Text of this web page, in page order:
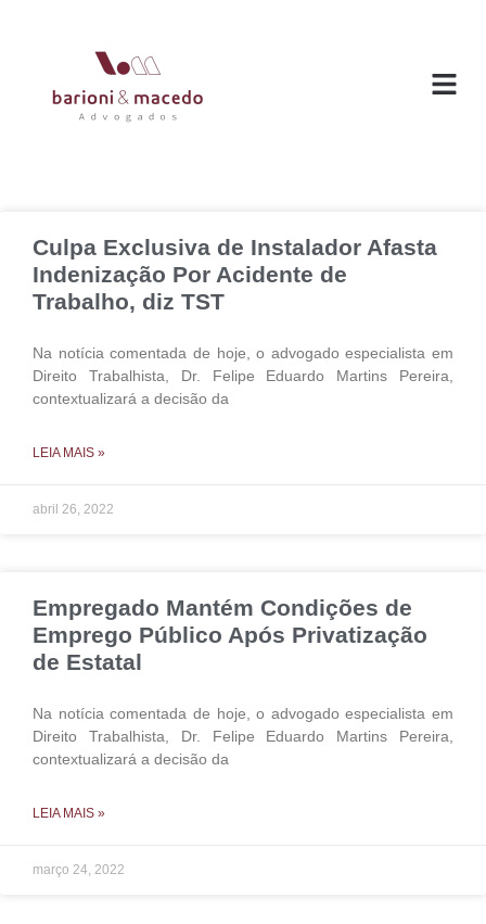
Culpa Exclusiva de Instalador Afasta
Indenização Por Acidente de
Trabalho, diz TST
Na notícia comentada de hoje, o advogado especialista em
Direito Trabalhista, Dr. Felipe Eduardo Martins Pereira,
contextualizará a decisão da
LEIA MAIS »
abril 26, 2022
Empregado Mantém Condições de
Emprego Público Após Privatização
de Estatal
Na notícia comentada de hoje, o advogado especialista em
Direito Trabalhista, Dr. Felipe Eduardo Martins Pereira,
contextualizará a decisão da
LEIA MAIS »
março 24, 2022